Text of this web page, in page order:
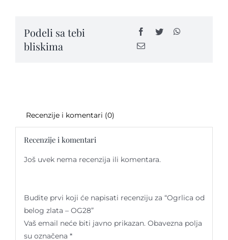
OG28
quantity
Podeli sa tebi
bliskima
Recenzije i komentari (0)
Recenzije i komentari
Još uvek nema recenzija ili komentara.
Budite prvi koji će napisati recenziju za “Ogrlica od
belog zlata – OG28”
Vaš email neće biti javno prikazan. Obavezna polja
su označena *